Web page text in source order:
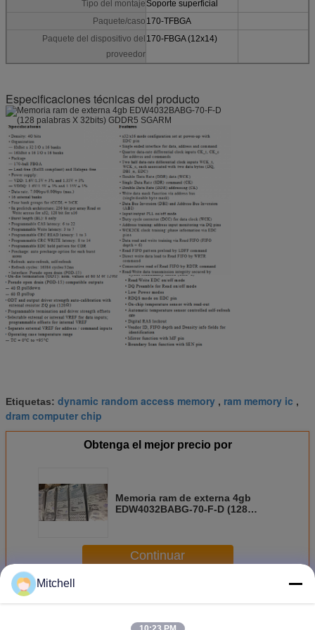
Tipo del montajeSoporte superficial
Paquete/caso 170-TFBGA
Paquete del dispositivo del
proveedor
170-FBGA (12x14)
Especificaciones técnicas del producto
Etiquetas: dynamic random access memory , ram memory ic ,
dram computer chip
Obtenga el mejor precio por
Memoria ram de externa 4gb
EDW4032BABG-70-F-D (128
Continuar
MásChip de memoria de la copita
Mitchell